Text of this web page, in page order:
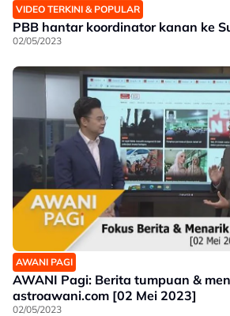
VIDEO TERKINI & POPULAR
PBB hantar koordinator kanan ke
02/05/2023
AWANI PAGI
AWANI Pagi: Berita tumpuan &
astroawani.com [02 Mei 2023]
02/05/2023